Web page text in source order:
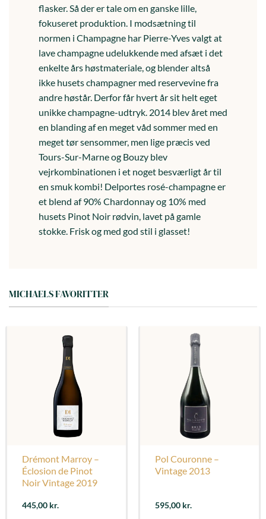
flasker. Så der er tale om en ganske lille,
fokuseret produktion. I modsætning til
normen i Champagne har Pierre-Yves valgt at
lave champagne udelukkende med afsæt i det
enkelte års høstmateriale, og blender altså
ikke husets champagner med reservevine fra
andre høstår. Derfor får hvert år sit helt eget
unikke champagne-udtryk. 2014 blev året med
en blanding af en meget våd sommer med en
meget tør sensommer, men lige præcis ved
Tours-Sur-Marne og Bouzy blev
vejrkombinationen i et noget besværligt år til
en smuk kombi! Delportes rosé-champagne er
et blend af 90% Chardonnay og 10% med
husets Pinot Noir rødvin, lavet på gamle
stokke. Frisk og med god stil i glasset!
MICHAELS FAVORITTER
Drémont Marroy –
Éclosion de Pinot
Noir Vintage 2019
445,00 kr.
Pol Couronne –
Vintage 2013
595,00 kr.